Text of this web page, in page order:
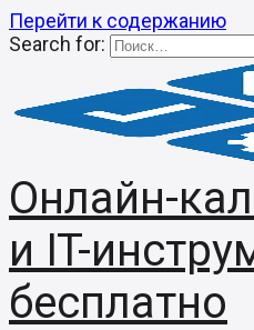
Перейти к содержанию
Search for:
Онлайн-
и IT-
бесплатно